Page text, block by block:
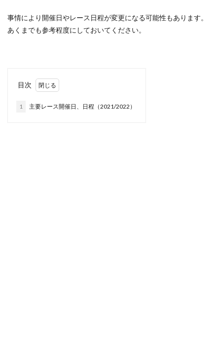
事情により開催日やレース日程が変更になる可能性もあります。
あくまでも参考程度にしておいてください。
目次
1 主要レース開催日、日程（2021/2022）